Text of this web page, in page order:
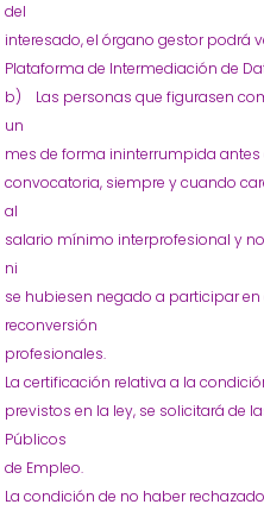
del
interesado, el órgano gestor podrá
Plataforma de Intermediación de
b) Las personas que figurasen
un
mes de forma ininterrumpida
convocatoria, siempre y cuando
al
salario mínimo interprofesional y
ni
se hubiesen negado a participar
reconversión
profesionales.
La certificación relativa a la
previstos en la ley, se solicitará de
Públicos
de Empleo.
La condición de no haber